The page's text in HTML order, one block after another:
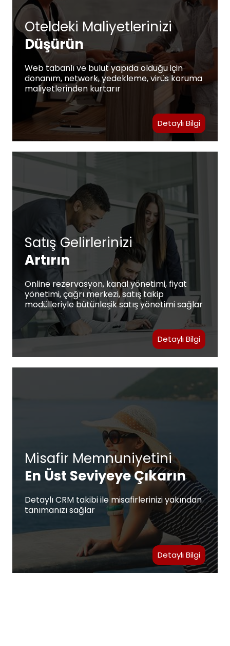
Oteldeki Maliyetlerinizi
Düşürün
Web tabanlı ve bulut yapıda olduğu için
donanım, network, yedekleme, virüs koruma
maliyetlerinden kurtarır
Detaylı Bilgi
Satış Gelirlerinizi
Artırın
Online rezervasyon, kanal yönetimi, fiyat
yönetimi, çağrı merkezi, satış takip
modülleriyle bütünleşik satış yönetimi sağlar
Detaylı Bilgi
Misafir Memnuniyetini
En Üst Seviyeye Çıkarın
Detaylı CRM takibi ile misafirlerinizi yakından
tanımanızı sağlar
Detaylı Bilgi